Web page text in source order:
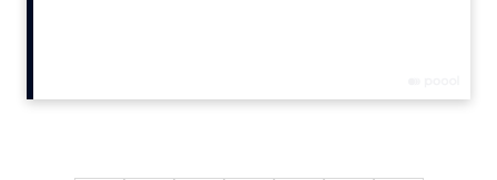
Digital transformation